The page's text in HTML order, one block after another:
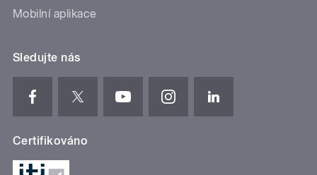
Mobilní aplikace
Sledujte nás
Certifikováno